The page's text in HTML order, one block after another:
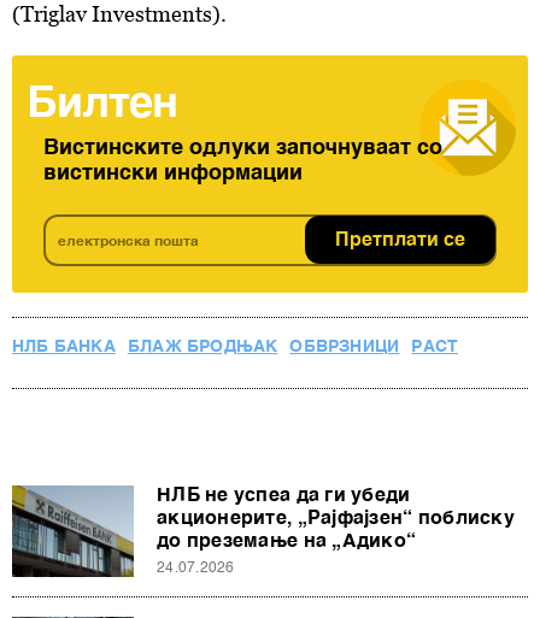
(Triglav Investments).
Билтен
Вистинските одлуки започнуваат со
вистински информации
Претплати се
НЛБ БАНКА БЛАЖ БРОДЊАК ОБВРЗНИЦИ РАСТ
НЛБ не успеа да ги убеди
акционерите, „Рајфајзен“ поблиску
до преземање на „Адико“
24.07.2026